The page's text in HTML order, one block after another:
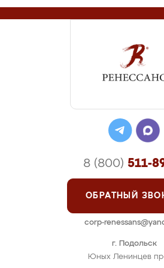
г. Подольск
Юных Ленинцев пр-
8 (800) 511-
ОБРАТНЫЙ
corp-